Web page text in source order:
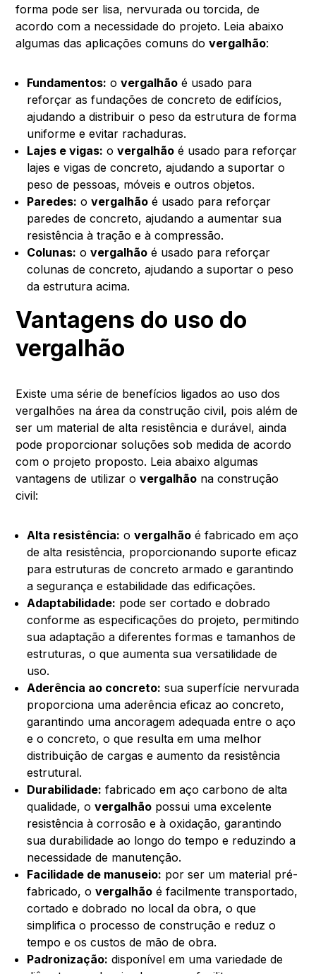
forma pode ser lisa, nervurada ou torcida, de
acordo com a necessidade do projeto. Leia abaixo
algumas das aplicações comuns dovergalhão:
Fundamentos: overgalhão é usado para
reforçar as fundações de concreto de edifícios,
ajudando a distribuir o peso da estrutura de forma
uniforme e evitar rachaduras.
Lajes e vigas: overgalhão é usado para reforçar
lajes e vigas de concreto, ajudando a suportar o
peso de pessoas, móveis e outros objetos.
Paredes: overgalhão é usado para reforçar
paredes de concreto, ajudando a aumentar sua
resistência à tração e à compressão.
Colunas: overgalhão é usado para reforçar
colunas de concreto, ajudando a suportar o peso
da estrutura acima.
Vantagens do uso do
vergalhão
Existe uma série de benefícios ligados ao uso dos
vergalhões na área da construção civil, pois além de
ser um material de alta resistência e durável, ainda
pode proporcionar soluções sob medida de acordo
com o projeto proposto. Leia abaixo algumas
vantagens de utilizar overgalhão na construção
civil:
Alta resistência: overgalhão é fabricado em aço
de alta resistência, proporcionando suporte eficaz
para estruturas de concreto armado e garantindo
a segurança e estabilidade das edificações.
Adaptabilidade: pode ser cortado e dobrado
conforme as especificações do projeto, permitindo
sua adaptação a diferentes formas e tamanhos de
estruturas, o que aumenta sua versatilidade de
uso.
Aderência ao concreto: sua superfície nervurada
proporciona uma aderência eficaz ao concreto,
garantindo uma ancoragem adequada entre o aço
e o concreto, o que resulta em uma melhor
distribuição de cargas e aumento da resistência
estrutural.
Durabilidade: fabricado em aço carbono de alta
qualidade, overgalhão possui uma excelente
resistência à corrosão e à oxidação, garantindo
sua durabilidade ao longo do tempo e reduzindo a
necessidade de manutenção.
Facilidade de manuseio: por ser um material pré-
fabricado, overgalhão é facilmente transportado,
cortado e dobrado no local da obra, o que
simplifica o processo de construção e reduz o
tempo e os custos de mão de obra.
Padronização: disponível em uma variedade de